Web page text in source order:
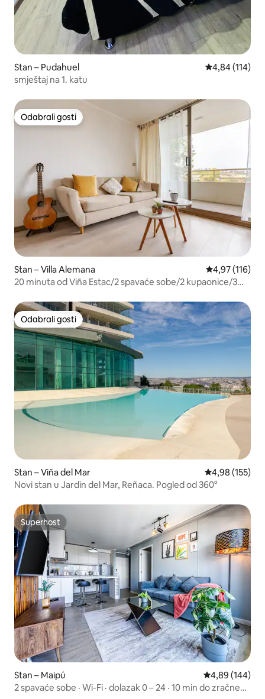
Stan – Pudahuel Prosječna
4,84 (114)
smještaj na 1. katu
Odabrali gosti
Odabrali gosti
Stan – Villa Alemana Prosječna
4,97 (116)
20 minuta od Viña Estac/2 spavaće sobe/2 kupaonice/3
Odabrali gosti
Odabrali gosti
Stan – Viña del Mar Prosječna
4,98 (155)
Novi stan u Jardin del Mar, Reñaca. Pogled od 360°
Superhost
Superhost
Stan – Maipú Prosječna
4,89 (144)
2 spavaće sobe · Wi-Fi · dolazak 0 – 24 · 10 min do zračne